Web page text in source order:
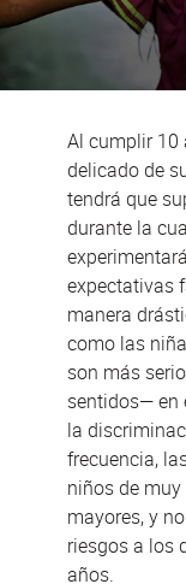
Al cumplir 10
delicado de
tendrá que
durante la
expectativas
manera
como las
son más
sentidos— en
la
frecuencia,
niños de
mayores, y
riesgos a los
años.